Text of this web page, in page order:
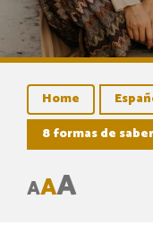
Home
8 formas de
AAA